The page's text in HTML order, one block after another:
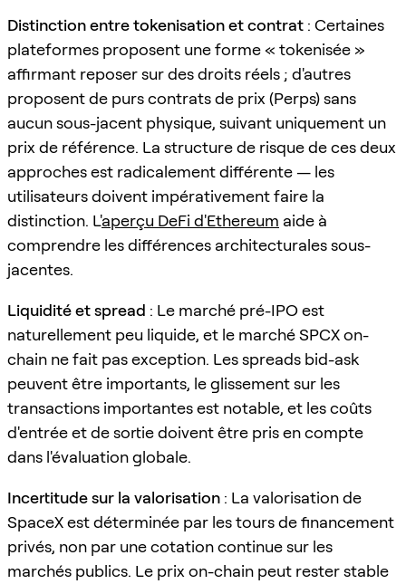
Distinction entre tokenisation et contrat : Certaines
plateformes proposent une forme « tokenisée »
affirmant reposer sur des droits réels ; d'autres
proposent de purs contrats de prix (Perps) sans
aucun sous-jacent physique, suivant uniquement un
prix de référence. La structure de risque de ces deux
approches est radicalement différente — les
utilisateurs doivent impérativement faire la
distinction. L'aperçu DeFi d'Ethereum aide à
comprendre les différences architecturales sous-
jacentes.
Liquidité et spread : Le marché pré-IPO est
naturellement peu liquide, et le marché SPCX on-
chain ne fait pas exception. Les spreads bid-ask
peuvent être importants, le glissement sur les
transactions importantes est notable, et les coûts
d'entrée et de sortie doivent être pris en compte
dans l'évaluation globale.
Incertitude sur la valorisation : La valorisation de
SpaceX est déterminée par les tours de financement
privés, non par une cotation continue sur les
marchés publics. Le prix on-chain peut rester stable